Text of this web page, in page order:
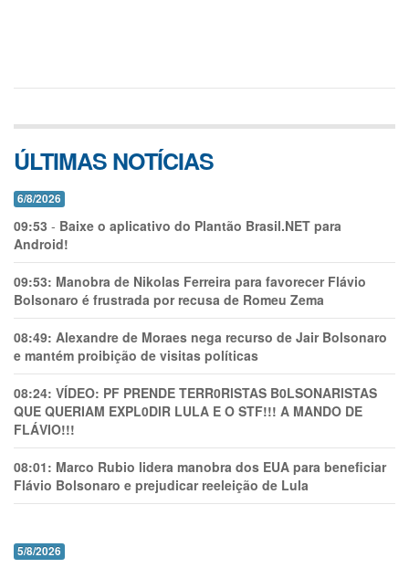
ÚLTIMAS NOTÍCIAS
6/8/2026
09:53 - Baixe o aplicativo do Plantão Brasil.NET para
Android!
09:53: Manobra de Nikolas Ferreira para favorecer Flávio
Bolsonaro é frustrada por recusa de Romeu Zema
08:49: Alexandre de Moraes nega recurso de Jair Bolsonaro
e mantém proibição de visitas políticas
08:24: VÍDEO: PF PRENDE TERR0RlSTAS B0LSONARlSTAS
QUE QUERIAM EXPL0DlR LULA E O STF!!! A MANDO DE
FLÁVIO!!!
08:01: Marco Rubio lidera manobra dos EUA para beneficiar
Flávio Bolsonaro e prejudicar reeleição de Lula
5/8/2026